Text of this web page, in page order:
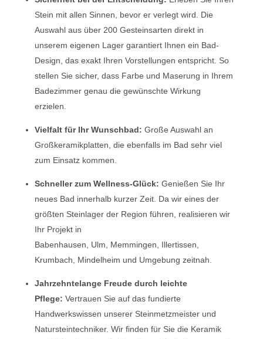
Stein mit allen Sinnen, bevor er verlegt wird. Die
Auswahl aus über 200 Gesteinsarten direkt in
unserem eigenen Lager garantiert Ihnen ein Bad-
Design, das exakt Ihren Vorstellungen entspricht. So
stellen Sie sicher, dass Farbe und Maserung in Ihrem
Badezimmer genau die gewünschte Wirkung
erzielen.
Vielfalt für Ihr Wunschbad: Große Auswahl an
Großkeramikplatten, die ebenfalls im Bad sehr viel
zum Einsatz kommen.
Schneller zum Wellness-Glück: Genießen Sie Ihr
neues Bad innerhalb kurzer Zeit. Da wir eines der
größten Steinlager der Region führen, realisieren wir
Ihr Projekt in
Babenhausen, Ulm, Memmingen, Illertissen,
Krumbach, Mindelheim und Umgebung zeitnah.
Jahrzehntelange Freude durch leichte
Pflege: Vertrauen Sie auf das fundierte
Handwerkswissen unserer Steinmetzmeister und
Natursteintechniker. Wir finden für Sie die Keramik